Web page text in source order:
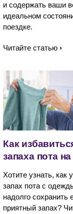
и содержать ваши
идеальном
поездке.
Читайте статью
Как
запаха пота
Хотите узнать, как
запах пота с
надолго сохранить
приятный запах?